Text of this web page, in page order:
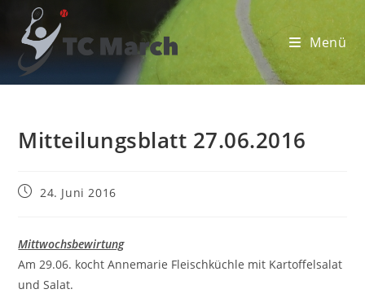
Inhalt
springen
Menü
Mitteilungsblatt 27.06.2016
Beitrag24. Juni 2016
Mittwochsbewirtung
Am 29.06. kocht Annemarie Fleischküchle mit Kartoffelsalat
und Salat.